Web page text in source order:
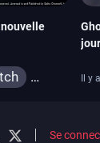
Il y
Se